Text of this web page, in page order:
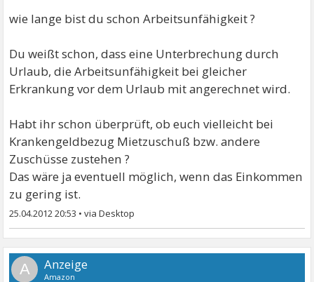
wie lange bist du schon Arbeitsunfähigkeit ?
Du weißt schon, dass eine Unterbrechung durch
Urlaub, die Arbeitsunfähigkeit bei gleicher
Erkrankung vor dem Urlaub mit angerechnet wird.
Habt ihr schon überprüft, ob euch vielleicht bei
Krankengeldbezug Mietzuschuß bzw. andere
Zuschüsse zustehen ?
Das wäre ja eventuell möglich, wenn das Einkommen
zu gering ist.
25.04.2012 20:53 •
A